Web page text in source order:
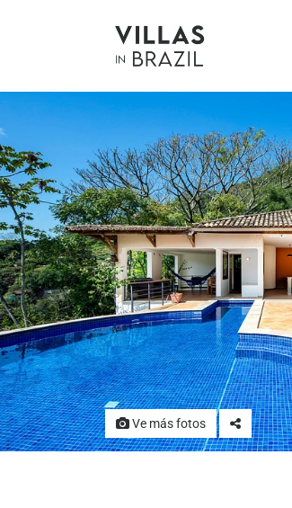
Ve más fotos